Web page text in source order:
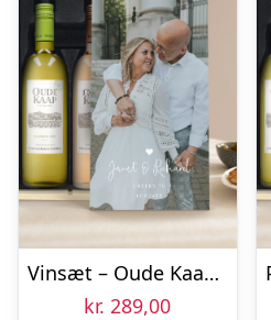
Vinsæt – Oude Kaap Rosé og Hvid
kr. 289,00